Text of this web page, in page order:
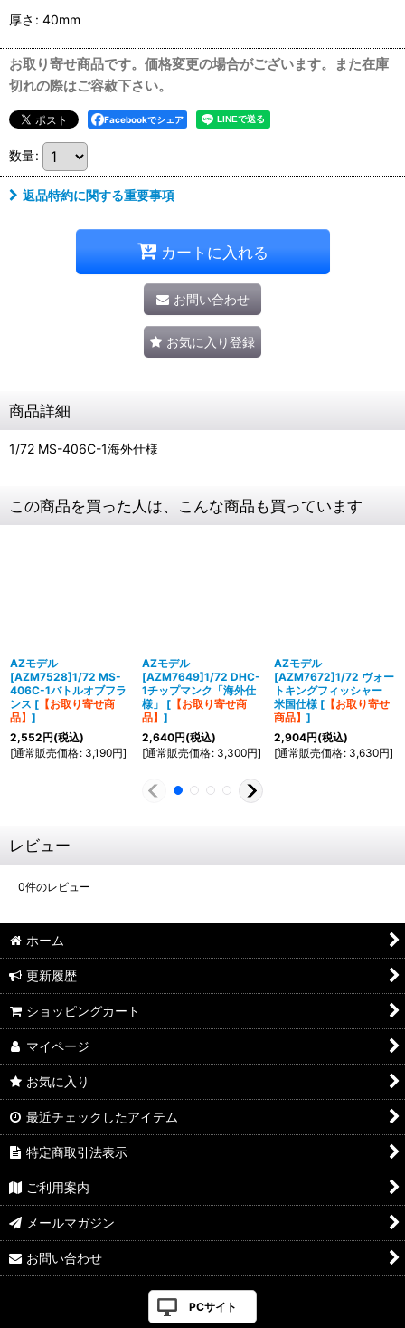
厚さ : 40mm
お取り寄せ商品です。価格変更の場合がございます。また在庫
切れの際はご容赦下さい。
Facebookでシェア
数量:
返品特約に関する重要事項
カートに入れる
お問い合わせ
お気に入り登録
商品詳細
1/72 MS-406C-1海外仕様
この商品を買った人は、こんな商品も買っています
AZモデル
[AZM7528]1/72 MS-
406C-1バトルオブフラ
ンス [ 【お取り寄せ商
品】 ]
2,552円(税込)
[通常販売価格: 3,190円]
AZモデル
[AZM7649]1/72 DHC-
1チップマンク「海外仕
様」
[ 【お取り寄せ商
品】 ]
2,640円(税込)
[通常販売価格: 3,300円]
AZモデル
[AZM7672]1/72 ヴォー
トキングフィッシャー
米国仕様 [ 【お取り寄せ
商品】 ]
2,904円(税込)
[通常販売価格: 3,630円]
レビュー
0件のレビュー
ホーム
更新履歴
ショッピングカート
マイページ
お気に入り
最近チェックしたアイテム
特定商取引法表示
ご利用案内
メールマガジン
お問い合わせ
PCサイト